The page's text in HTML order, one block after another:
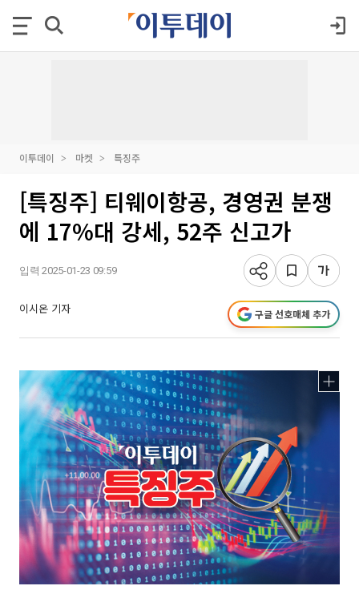
이투데이 마켓 특징주
[특징주] 티웨이항공, 경영권 분쟁
에 17%대 강세, 52주 신고가
입력 2025-01-23 09:59
이시온 기자 구글 선호매체 추가